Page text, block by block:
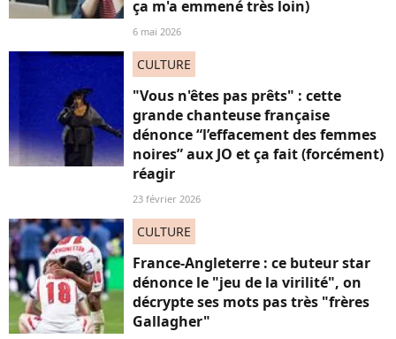
ça m'a emmené très loin)
6 mai 2026
CULTURE
"Vous n'êtes pas prêts" : cette
grande chanteuse française
dénonce “l’effacement des femmes
noires” aux JO et ça fait (forcément)
réagir
23 février 2026
CULTURE
France-Angleterre : ce buteur star
dénonce le "jeu de la virilité", on
décrypte ses mots pas très "frères
Gallagher"